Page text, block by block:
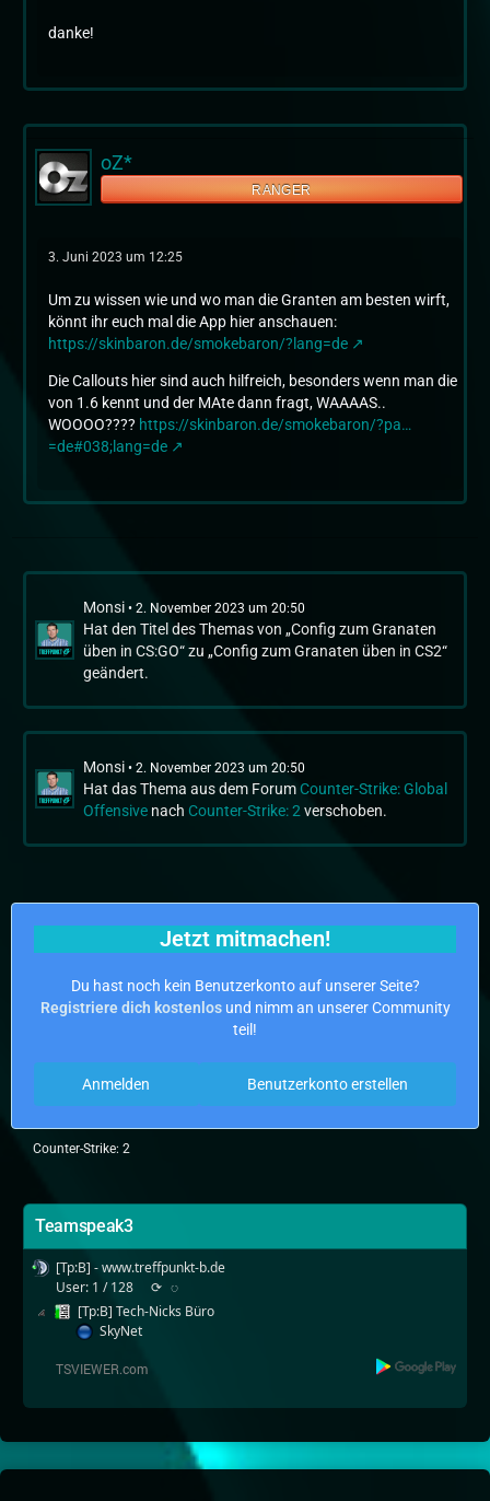
danke!
oZ*
RANGER
3. Juni 2023 um 12:25
Um zu wissen wie und wo man die Granten am besten wirft,
könnt ihr euch mal die App hier anschauen:
https://skinbaron.de/smokebaron/?lang=de
Die Callouts hier sind auch hilfreich, besonders wenn man die
von 1.6 kennt und der MAte dann fragt, WAAAAS..
WOOOO???? https://skinbaron.de/smokebaron/?pa…
=de#038;lang=de
Monsi 2. November 2023 um 20:50
Hat den Titel des Themas von „Config zum Granaten
üben in CS:GO“ zu „Config zum Granaten üben in CS2“
geändert.
Monsi 2. November 2023 um 20:50
Hat das Thema aus dem ForumCounter-Strike: Global
Offensive nach Counter-Strike: 2 verschoben.
Jetzt mitmachen!
Du hast noch kein Benutzerkonto auf unserer Seite?
Registriere dich kostenlosund nimm an unserer Community
teil!
Benutzerkonto erstellen
Anmelden
Counter-Strike: 2
Teamspeak3
[Tp:B] - www.treffpunkt-b.de
User: 1 / 128
⟳ ◌
[Tp:B] Tech-Nicks Büro
SkyNet